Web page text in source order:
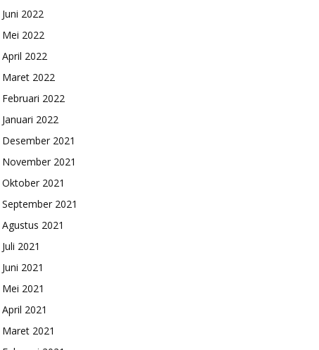
Juni 2022
Mei 2022
April 2022
Maret 2022
Februari 2022
Januari 2022
Desember 2021
November 2021
Oktober 2021
September 2021
Agustus 2021
Juli 2021
Juni 2021
Mei 2021
April 2021
Maret 2021